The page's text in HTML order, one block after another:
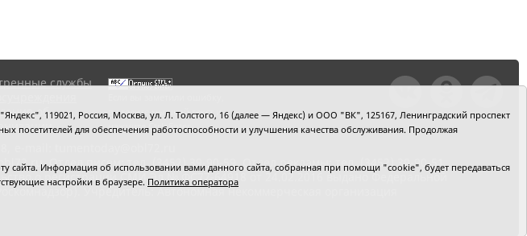
службы
об
выделите мышкой текст и
нажмитеCtrl+Enter
Отдел писем: тел. (3452) 39-90-59. Отдел рекламы: тел. (3452) 39-90-51.
о регистрации СМИ Эл № ФС77-64918 от 24.02.2016 выдано Федеральной
Учредитель: Автономная некоммерческая организация
119021, Россия, Москва, ул. Л. Толстого, 16 (далее — Яндекс) и ООО "ВК", 125167, Ленинградский проспект
посетителей для обеспечения работоспособности и улучшения качества обслуживания. Продолжая
Информация об использовании вами данного сайта, собранная при помощи "cookie", будет передаваться
настройки в браузере. Политика оператора